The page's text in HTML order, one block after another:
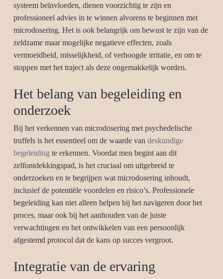
systeem beïnvloeden, dienen voorzichtig te zijn en
professioneel advies in te winnen alvorens te beginnen met
microdosering. Het is ook belangrijk om bewust te zijn van de
zeldzame maar mogelijke negatieve effecten, zoals
vermoeidheid, misselijkheid, of verhoogde irritatie, en om te
stoppen met het traject als deze ongemakkelijk worden.
Het belang van begeleiding en
onderzoek
Bij het verkennen van microdosering met psychedelische
truffels is het essentieel om de waarde van deskundige
begeleiding te erkennen. Voordat men begint aan dit
zelfontdekkingspad, is het cruciaal om uitgebreid te
onderzoeken en te begrijpen wat microdosering inhoudt,
inclusief de potentiële voordelen en risico’s. Professionele
begeleiding kan niet alleen helpen bij het navigeren door het
proces, maar ook bij het aanhouden van de juiste
verwachtingen en het ontwikkelen van een persoonlijk
afgestemd protocol dat de kans op succes vergroot.
Integratie van de ervaring